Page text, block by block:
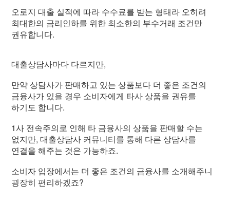
오로지 대출 실적에 따라 수수료를 받는 형태라 오히려
최대한의 금리인하를 위한 최소한의 부수거래 조건만
권유합니다.
대출상담사마다 다르지만,
만약 상담사가 판매하고 있는 상품보다 더 좋은 조건의
금융사가 있을 경우 소비자에게 타사 상품을 권유를
하기도 합니다.
1사 전속주의로 인해 타 금융사의 상품을 판매할 수는
없지만, 대출상담사 커뮤니티를 통해 다른 상담사를
연결을 해주는 것은 가능하죠.
소비자 입장에서는 더 좋은 조건의 금융사를 소개해주니
굉장히 편리하겠죠?